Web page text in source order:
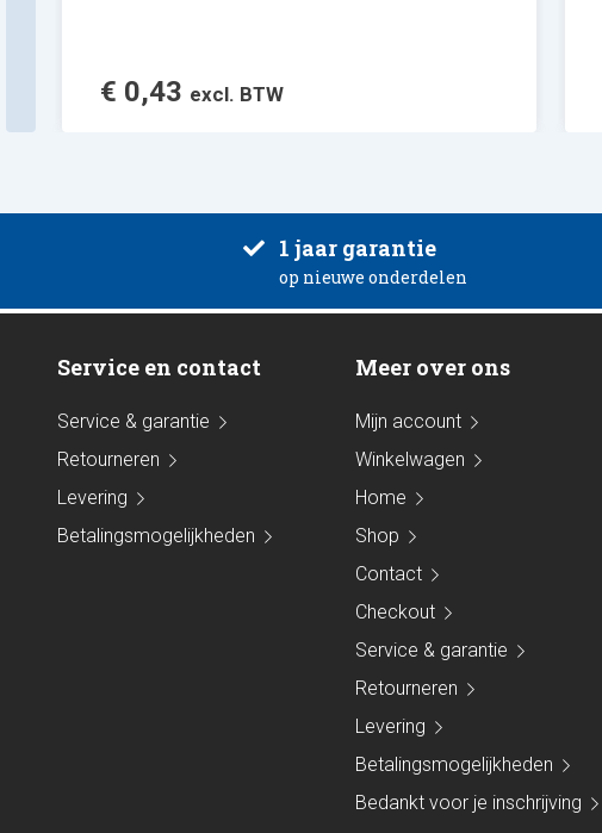
€ 0,43 excl. BTW
1 jaar garantie
op nieuwe onderdelen
Service en contact
Service & garantie
Retourneren
Levering
Betalingsmogelijkheden
Meer over ons
Mijn account
Winkelwagen
Home
Shop
Contact
Checkout
Service & garantie
Retourneren
Levering
Betalingsmogelijkheden
Bedankt voor je inschrijving